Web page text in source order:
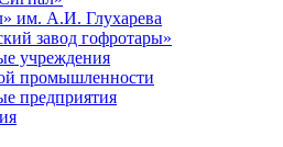
им. А.И. Глухарева
завод гофротары»
учреждения
промышленности
предприятия